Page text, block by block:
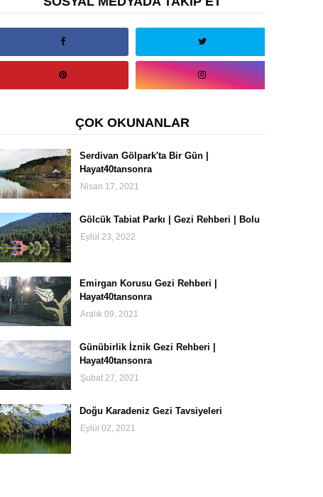
ÇOK OKUNANLAR
Serdivan Gölpark'ta Bir Gün |
Hayat40tansonra
Nisan 17, 2021
Gölcük Tabiat Parkı | Gezi Rehberi | Bolu
Eylül 23, 2022
Emirgan Korusu Gezi Rehberi |
Hayat40tansonra
Aralık 09, 2021
Günübirlik İznik Gezi Rehberi |
Hayat40tansonra
Şubat 27, 2021
Doğu Karadeniz Gezi Tavsiyeleri
Eylül 02, 2021